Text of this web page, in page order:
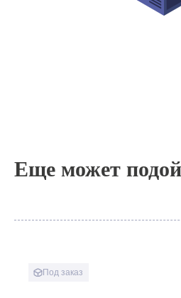
Еще может
Под заказ